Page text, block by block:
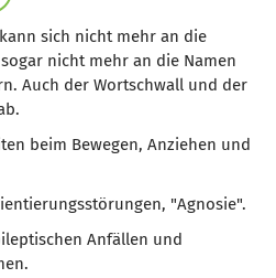
sich nicht mehr an die
nicht mehr an die Namen
Auch der Wortschwall und der
beim Bewegen, Anziehen und
"Agnosie".
Anfällen und